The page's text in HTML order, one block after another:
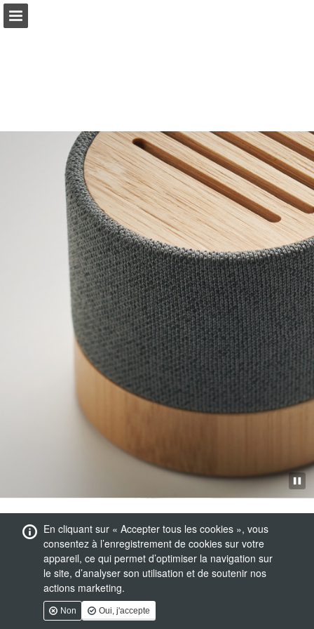
En cliquant sur « Accepter tous les cookies », vous
consentez à l’enregistrement de cookies sur votre
appareil, ce qui permet d’optimiser la navigation sur
le site, d’analyser son utilisation et de soutenir nos
actions marketing.
Non Oui, j'accepte
Rechercher
Mes favoris